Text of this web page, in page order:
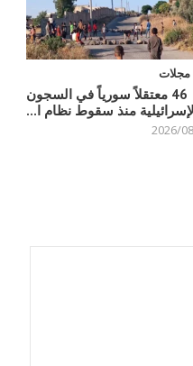
مجلات
46 معتقلاً سورياً في السجون
منذ سقوط نظام ا...
2026/